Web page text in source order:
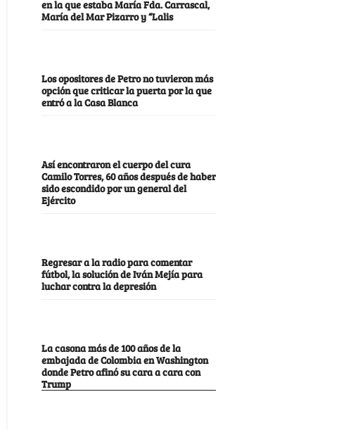
en la que estaba María Fda. Carrascal,
María del Mar Pizarro y “Lalis
Los opositores de Petro no tuvieron más
opción que criticar la puerta por la que
entró a la Casa Blanca
Así encontraron el cuerpo del cura
Camilo Torres, 60 años después de haber
sido escondido por un general del
Ejército
Regresar a la radio para comentar
fútbol, la solución de Iván Mejía para
luchar contra la depresión
La casona más de 100 años de la
embajada de Colombia en Washington
donde Petro afinó su cara a cara con
Trump